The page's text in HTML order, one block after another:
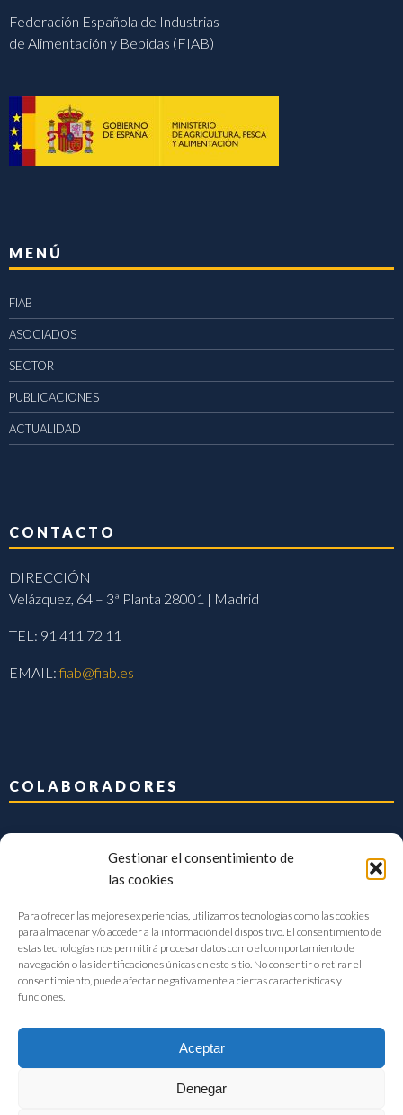
Gestionar el consentimiento de
las cookies
Para ofrecer las mejores experiencias, utilizamos tecnologías como las cookies
para almacenar y/o acceder a la información del dispositivo. El consentimiento de
estas tecnologías nos permitirá procesar datos como el comportamiento de
navegación o las identificaciones únicas en este sitio. No consentir o retirar el
consentimiento, puede afectar negativamente a ciertas características y
funciones.
Aceptar
Denegar
Federación Española de Industrias
de Alimentación y Bebidas (FIAB)
MENÚ
FIAB
ASOCIADOS
SECTOR
PUBLICACIONES
ACTUALIDAD
CONTACTO
DIRECCIÓN
Velázquez, 64 – 3ª Planta 28001 | Madrid
TEL: 91 411 72 11
EMAIL:fiab@fiab.es
COLABORADORES